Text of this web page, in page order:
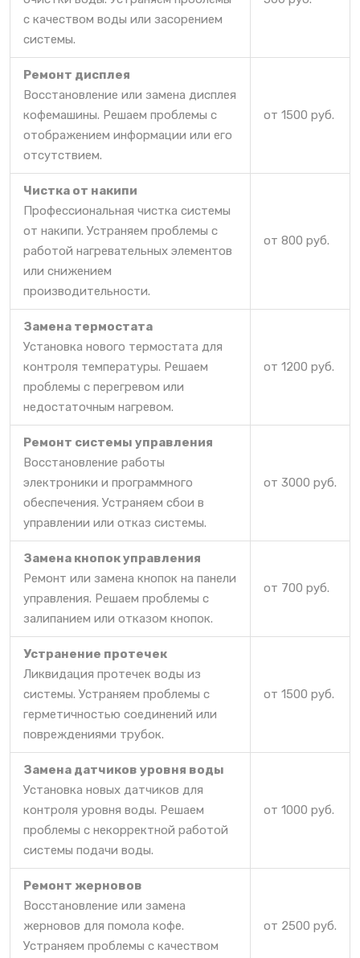
с качеством воды или засорением
системы.
Ремонт дисплея
Восстановление или замена дисплея
кофемашины. Решаем проблемы с
отображением информации или его
отсутствием.
от 1500 руб.
Чистка от накипи
Профессиональная чистка системы
от накипи. Устраняем проблемы с
работой нагревательных элементов
или снижением
производительности.
от 800 руб.
Замена термостата
Установка нового термостата для
контроля температуры. Решаем
проблемы с перегревом или
недостаточным нагревом.
от 1200 руб.
Ремонт системы управления
Восстановление работы
электроники и программного
обеспечения. Устраняем сбои в
управлении или отказ системы.
от 3000 руб.
Замена кнопок управления
Ремонт или замена кнопок на панели
управления. Решаем проблемы с
залипанием или отказом кнопок.
от 700 руб.
Устранение протечек
Ликвидация протечек воды из
системы. Устраняем проблемы с
герметичностью соединений или
повреждениями трубок.
от 1500 руб.
Замена датчиков уровня воды
Установка новых датчиков для
контроля уровня воды. Решаем
проблемы с некорректной работой
системы подачи воды.
от 1000 руб.
Ремонт жерновов
Восстановление или замена
жерновов для помола кофе.
Устраняем проблемы с качеством
от 2500 руб.